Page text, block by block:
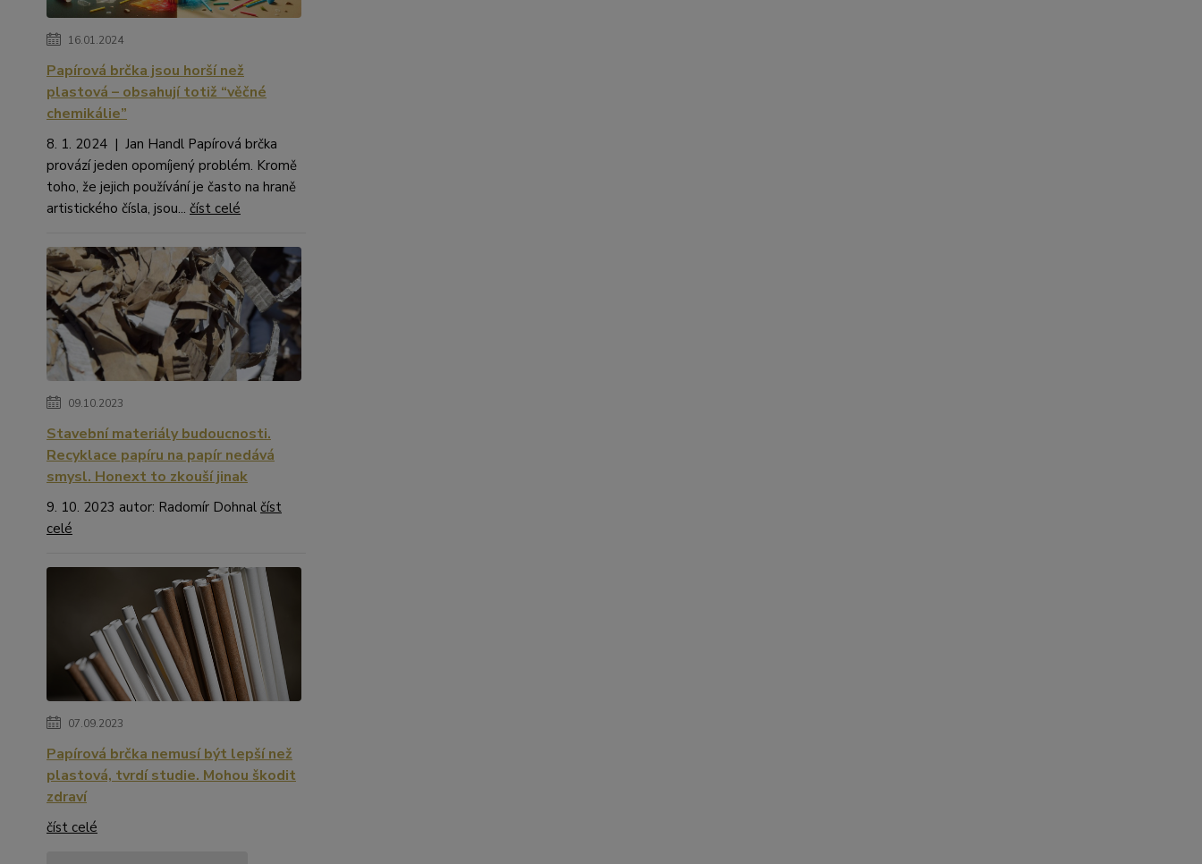
16.01.2024
Papírová brčka jsou horší než
plastová – obsahují totiž “věčné
chemikálie”
8. 1. 2024 | Jan Handl Papírová brčka
provází jeden opomíjený problém. Kromě
toho, že jejich používání je často na hraně
artistického čísla, jsou... číst celé
09.10.2023
Stavební materiály budoucnosti.
Recyklace papíru na papír nedává
smysl. Honext to zkouší jinak
9. 10. 2023 autor: Radomír Dohnal číst
celé
07.09.2023
Papírová brčka nemusí být lepší než
plastová, tvrdí studie. Mohou škodit
zdraví
číst celé